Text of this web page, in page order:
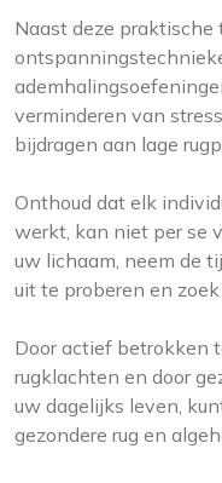
Naast deze praktische
verminderen van
bijdragen aan lage
Onthoud dat elk
werkt, kan niet per se
uw lichaam, neem de
uit te proberen en
Door actief betrokken
rugklachten en door
uw dagelijks leven,
gezondere rug en